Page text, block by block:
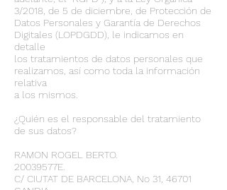
3/2018, de 5 de diciembre, de Protección de
Datos Personales y Garantía de Derechos
Digitales (LOPDGDD), le indicamos en
detalle
los tratamientos de datos personales que
realizamos, así como toda la información
relativa
a los mismos.
¿Quién es el responsable del tratamiento
de sus datos?
RAMON ROGEL BERTO.
20039577E.
C/ CIUTAT DE BARCELONA, No 31, 46701